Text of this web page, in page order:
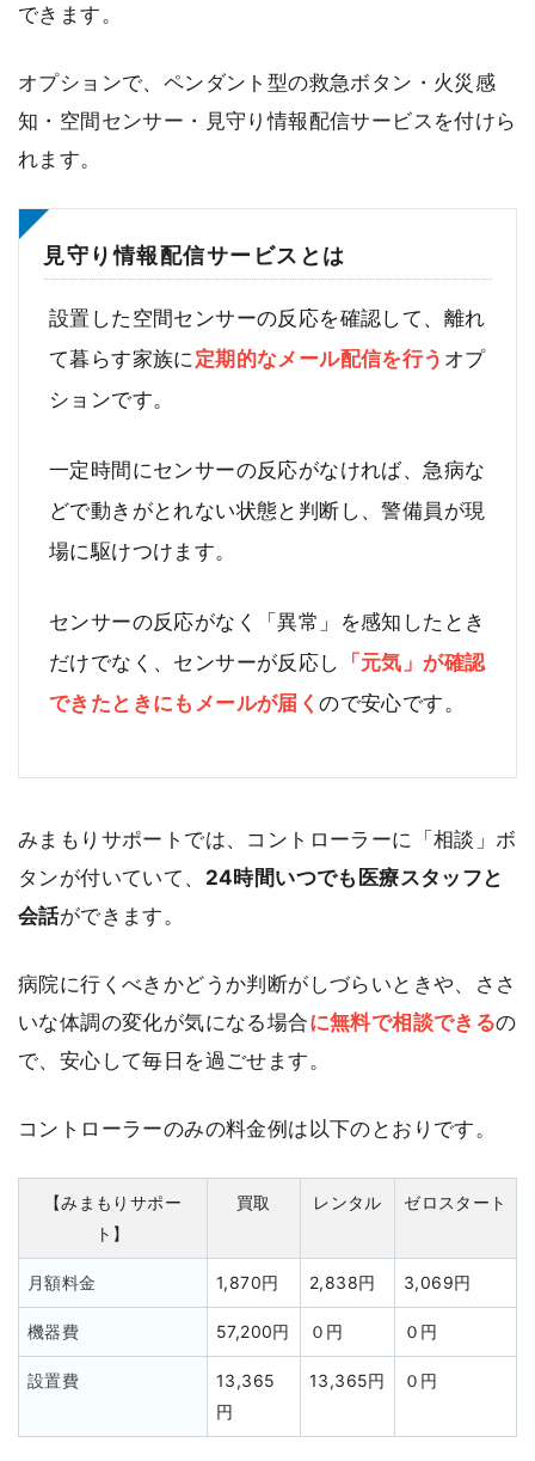
できます。
オプションで、ペンダント型の救急ボタン・火災感
知・空間センサー・見守り情報配信サービスを付けら
れます。
見守り情報配信サービスとは
設置した空間センサーの反応を確認して、離れ
て暮らす家族に 定期的なメール配信を行う オプ
ションです。
一定時間にセンサーの反応がなければ、急病な
どで動きがとれない状態と判断し、警備員が現
場に駆けつけます。
センサーの反応がなく「異常」を感知したとき
だけでなく、センサーが反応し
「元気」が確認
できたときにもメールが届くので安心です。
みまもりサポートでは、コントローラーに「相談」ボ
タンが付いていて、 24時間いつでも医療スタッフと
会話ができます。
病院に行くべきかどうか判断がしづらいときや、ささ
いな体調の変化が気になる場合に無料で相談できるの
で、安心して毎日を過ごせます。
コントローラーのみの料金例は以下のとおりです。
【みまもりサポー
ト】
買取 レンタル ゼロスタート
月額料金 1,870円 2,838円 3,069円
機器費 57,200円 ０円 ０円
設置費
13,365
円
13,365円 ０円